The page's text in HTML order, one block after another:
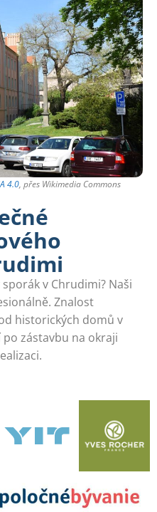
4.0, přes Wikimedia Commons
v Chrudimi? Naši
Znalost
historických domů v
zástavbu na okraji